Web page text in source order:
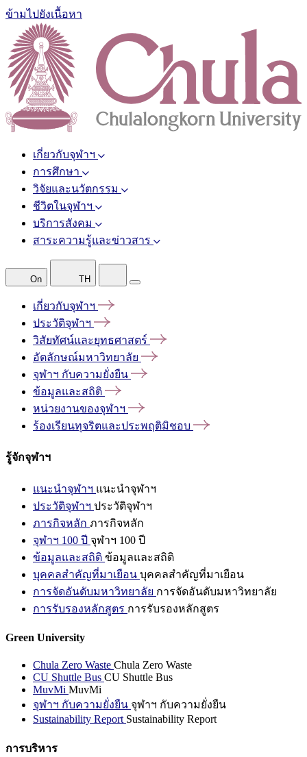
ข้ามไปยังเนื้อหา
เกี่ยวกับจุฬาฯ
การศึกษา
วิจัยและนวัตกรรม
ชีวิตในจุฬาฯ
บริการสังคม
สาระความรู้และข่าวสาร
On TH
เกี่ยวกับจุฬาฯ
ประวัติจุฬาฯ
วิสัยทัศน์และยุทธศาสตร์
อัตลักษณ์มหาวิทยาลัย
จุฬาฯ กับความยั่งยืน
ข้อมูลและสถิติ
หน่วยงานของจุฬาฯ
ร้องเรียนทุจริตและประพฤติมิชอบ
รู้จักจุฬาฯ
แนะนำจุฬาฯ แนะนำจุฬาฯ
ประวัติจุฬาฯ ประวัติจุฬาฯ
ภารกิจหลัก ภารกิจหลัก
จุฬาฯ 100 ปี จุฬาฯ 100 ปี
ข้อมูลและสถิติ ข้อมูลและสถิติ
บุคคลสำคัญที่มาเยือน บุคคลสำคัญที่มาเยือน
การจัดอันดับมหาวิทยาลัย การจัดอันดับมหาวิทยาลัย
การรับรองหลักสูตร การรับรองหลักสูตร
Green University
Chula Zero Waste Chula Zero Waste
CU Shuttle Bus CU Shuttle Bus
MuvMi MuvMi
จุฬาฯ กับความยั่งยืน จุฬาฯ กับความยั่งยืน
Sustainability Report Sustainability Report
การบริหาร